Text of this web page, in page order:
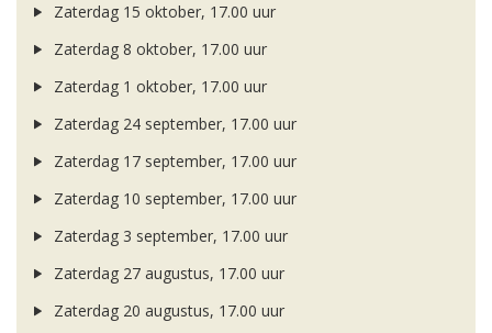
Zaterdag 15 oktober, 17.00 uur
Zaterdag 8 oktober, 17.00 uur
Zaterdag 1 oktober, 17.00 uur
Zaterdag 24 september, 17.00 uur
Zaterdag 17 september, 17.00 uur
Zaterdag 10 september, 17.00 uur
Zaterdag 3 september, 17.00 uur
Zaterdag 27 augustus, 17.00 uur
Zaterdag 20 augustus, 17.00 uur